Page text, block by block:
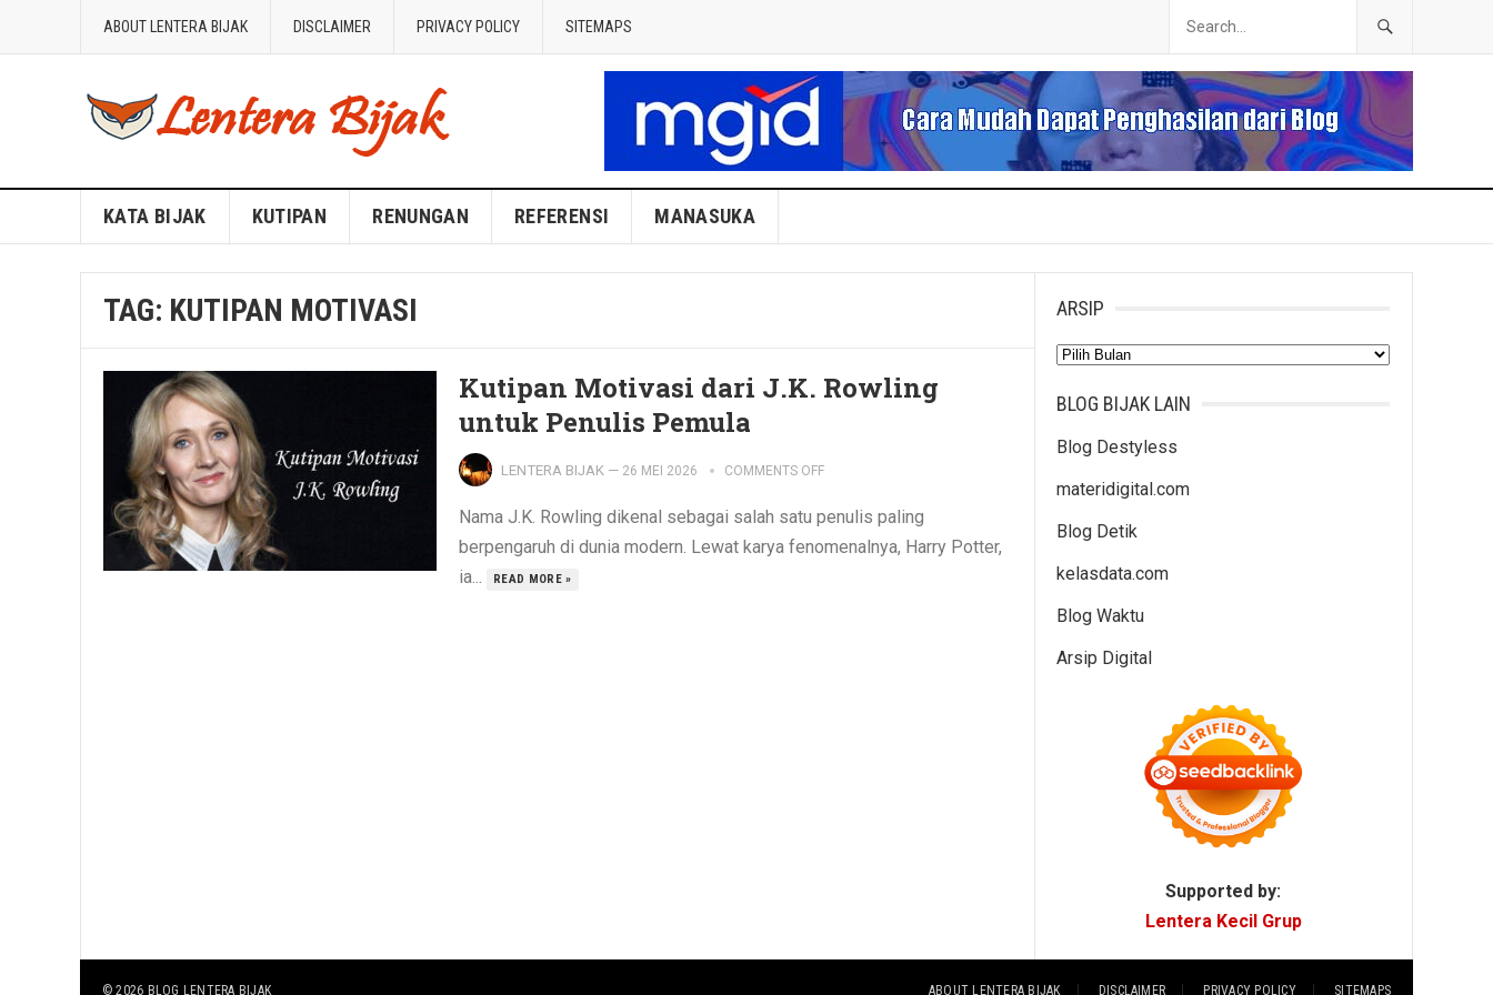
ABOUT LENTERA BIJAK DISCLAIMER PRIVACY POLICY SITEMAPS
Blog Lentera Bijak
KATA BIJAK KUTIPAN RENUNGAN REFERENSI MANASUKA
TAG: KUTIPAN MOTIVASI
Kutipan Motivasi dari J.K. Rowling
untuk Penulis Pemula
LENTERA BIJAK — 26 MEI 2026 COMMENTS OFF
Nama J.K. Rowling dikenal sebagai salah satu penulis paling
berpengaruh di dunia modern. Lewat karya fenomenalnya, Harry Potter,
ia...
READ MORE »
ARSIP
Arsip
BLOG BIJAK LAIN
Blog Destyless
materidigital.com
Blog Detik
kelasdata.com
Blog Waktu
Arsip Digital
Supported by:
Lentera Kecil Grup
© 2026 BLOG LENTERA BIJAK ABOUT LENTERA BIJAK DISCLAIMER PRIVACY POLICY SITEMAPS